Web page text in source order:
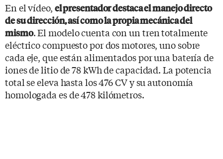
En el vídeo, el presentador destaca el manejo directo
de su dirección, así como la propia mecánica del
mismo. El modelo cuenta con un tren totalmente
eléctrico compuesto por dos motores, uno sobre
cada eje, que están alimentados por una batería de
iones de litio de 78 kWh de capacidad. La potencia
total se eleva hasta los 476 CV y su autonomía
homologada es de 478 kilómetros.